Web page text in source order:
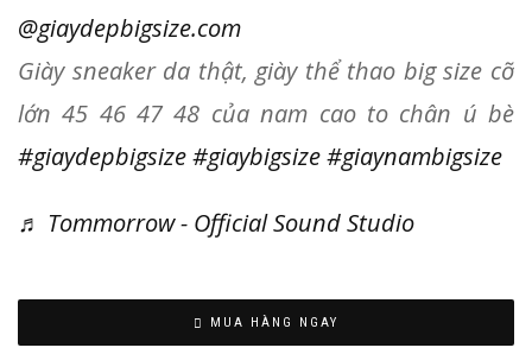
@giaydepbigsize.com
Giày sneaker da thật, giày thể thao big size cỡ
lớn 45 46 47 48 của nam cao to chân ú bè
#giaydepbigsize#giaybigsize#giaynambigsize
♬ Tommorrow - Official Sound Studio
MUA HÀNG NGAY